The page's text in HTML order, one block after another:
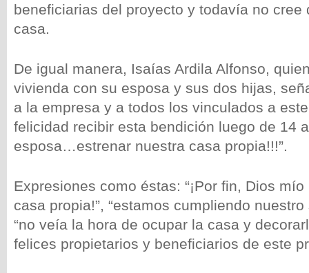
beneficiarias del proyecto y todavía no cree
casa.
De igual manera, Isaías Ardila Alfonso,
vivienda con su esposa y sus dos hijas,
a la empresa y a todos los vinculados a
felicidad recibir esta bendición luego de 14
esposa…estrenar nuestra casa propia!!!”.
Expresiones como éstas: “¡Por fin, Dios
casa propia!”, “estamos cumpliendo
“no veía la hora de ocupar la casa y
felices propietarios y beneficiarios de este